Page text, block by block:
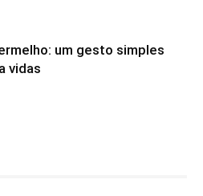
um gesto simples
vidas